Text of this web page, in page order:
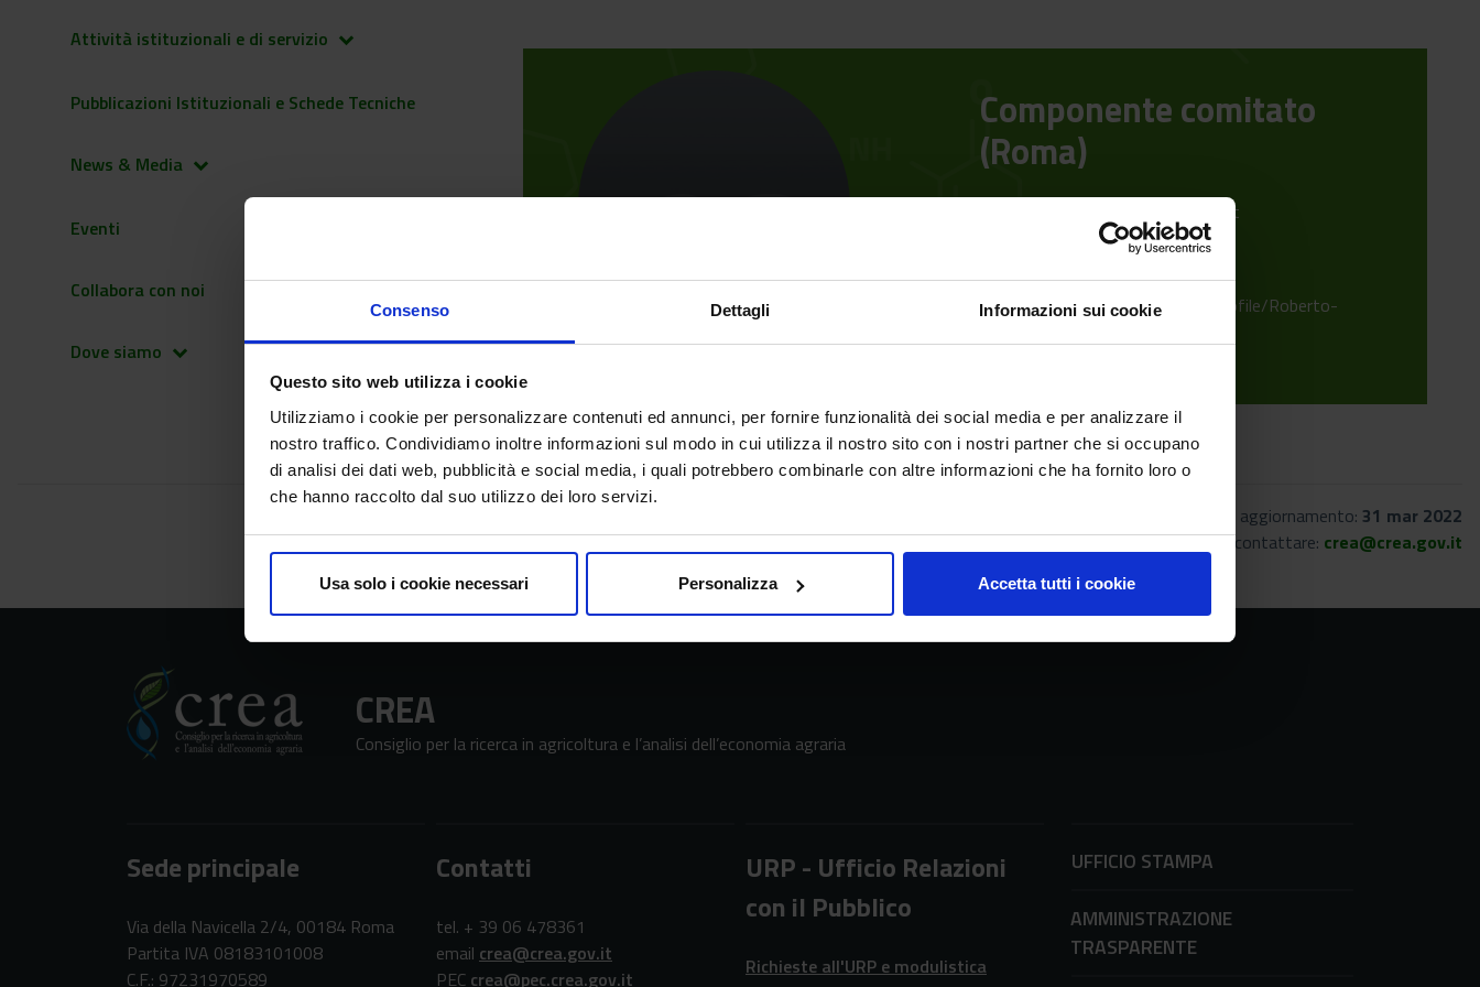
Consenso Dettagli Informazioni sui cookie
Questo sito web utilizza i cookie
Utilizziamo i cookie per personalizzare contenuti ed annunci, per fornire funzionalità dei social media e per analizzare il
nostro traffico. Condividiamo inoltre informazioni sul modo in cui utilizza il nostro sito con i nostri partner che si occupano
di analisi dei dati web, pubblicità e social media, i quali potrebbero combinarle con altre informazioni che ha fornito loro o
che hanno raccolto dal suo utilizzo dei loro servizi.
Usa solo i cookie necessari Personalizza Accetta tutti i cookie
Attività istituzionali e di servizio keyboard_arrow_down
Pubblicazioni Istituzionali e Schede Tecniche
News & Media keyboard_arrow_down
Eventi
Collabora con noi
Dove siamo keyboard_arrow_down
Componente comitato
(Roma)
roberto.ciccoritti@crea.gov.it
+39 06-79348175
https://www.researchgate.net/profile/Roberto-
Ultimo aggiornamento: 31 mar 2022
Per informazioni contattare: crea@crea.gov.it
CREA
Consiglio per la ricerca in agricoltura e l’analisi dell’economia agraria
Sede principale
Via della Navicella 2/4, 00184 Roma
Partita IVA 08183101008
C.F.: 97231970589
Contatti
tel. + 39 06 478361
email crea@crea.gov.it
PEC crea@pec.crea.gov.it
URP - Ufficio Relazioni
con il Pubblico
Richieste all'URP e modulistica
UFFICIO STAMPA
AMMINISTRAZIONE
TRASPARENTE